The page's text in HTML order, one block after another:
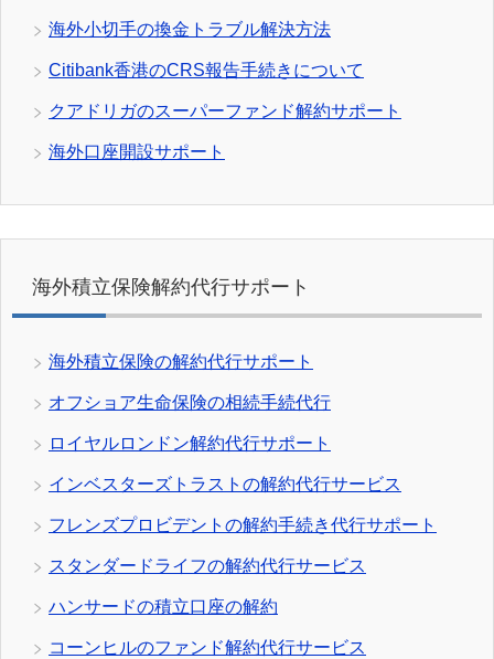
海外小切手の換金トラブル解決方法
Citibank香港のCRS報告手続きについて
クアドリガのスーパーファンド解約サポート
海外口座開設サポート
海外積立保険解約代行サポート
海外積立保険の解約代行サポート
オフショア生命保険の相続手続代行
ロイヤルロンドン解約代行サポート
インベスターズトラストの解約代行サービス
フレンズプロビデントの解約手続き代行サポート
スタンダードライフの解約代行サービス
ハンサードの積立口座の解約
コーンヒルのファンド解約代行サービス